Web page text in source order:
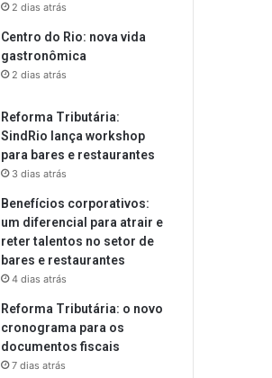
2 dias atrás
Centro do Rio: nova vida
gastronômica
2 dias atrás
Reforma Tributária:
SindRio lança workshop
para bares e restaurantes
3 dias atrás
Benefícios corporativos:
um diferencial para atrair e
reter talentos no setor de
bares e restaurantes
4 dias atrás
Reforma Tributária: o novo
cronograma para os
documentos fiscais
7 dias atrás